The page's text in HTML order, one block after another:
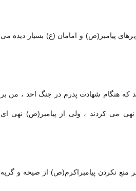
پیامبر(ص) و امامان (ع) بسیار دیده می
كه هنگام شهادت پدرم در جنگ احد ، من بر
می كردند ، ولی از پیامبر(ص) نهی ای
منع نكردن پیامبراكرم(ص) از صیحه و گریه